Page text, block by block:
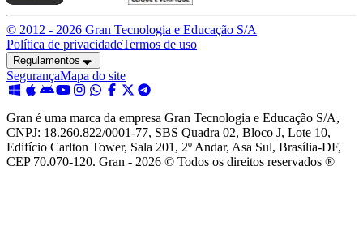
© 2012 - 2026 Gran Tecnologia e Educação S/A
Política de privacidadeTermos de uso
Regulamentos
SegurançaMapa do site
Gran é uma marca da empresa Gran Tecnologia e Educação S/A,
CNPJ: 18.260.822/0001-77, SBS Quadra 02, Bloco J, Lote 10,
Edifício Carlton Tower, Sala 201, 2º Andar, Asa Sul, Brasília-DF,
CEP 70.070-120. Gran - 2026 © Todos os direitos reservados ®